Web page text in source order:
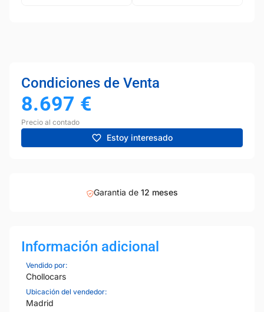
Condiciones de Venta
8.697 €
Precio al contado
Estoy interesado
Garantia de 12 meses
Información adicional
Vendido por:
Chollocars
Ubicación del vendedor:
Madrid